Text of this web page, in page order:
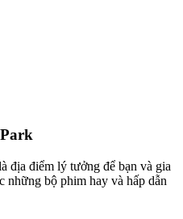
địa điểm lý tưởng để bạn và gia
những bộ phim hay và hấp dẫn